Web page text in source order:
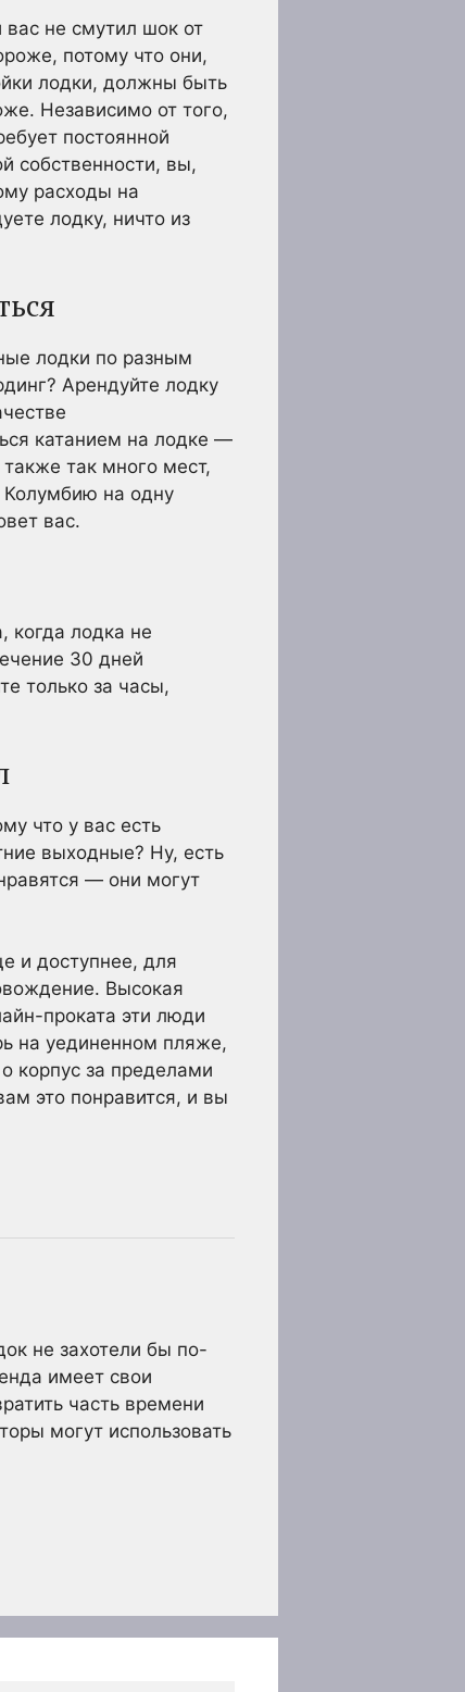
вас не смутил шок от
потому что они,
лодки, должны быть
Независимо от того,
постоянной
собственности, вы,
расходы на
лодку, ничто из
лодки по разным
Арендуйте лодку
катанием на лодке —
так много мест,
Колумбию на одну
вас.
когда лодка не
30 дней
только за часы,
что у вас есть
выходные? Ну, есть
— они могут
и доступнее, для
Высокая
проката эти люди
на уединенном пляже,
корпус за пределами
это понравится, и вы
не захотели бы по-
имеет свои
часть времени
могут использовать